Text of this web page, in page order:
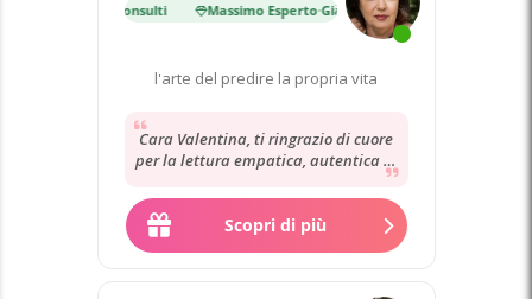
Già 14 000 consulti Massimo Esperto·Già 14 000 consulti
l'arte del predire la propria vita
Cara Valentina, ti ringrazio di cuore
per la lettura empatica, autentica di
ieri con la quale mi hai restituito...
Scopri di più